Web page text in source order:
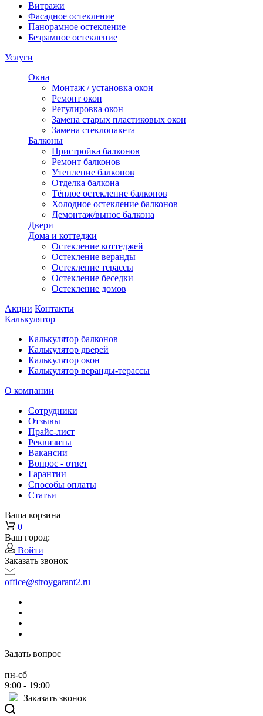
Витражи
Фасадное остекление
Панорамное остекление
Безрамное остекление
Услуги
Окна
Монтаж / установка окон
Ремонт окон
Регулировка окон
Замена старых пластиковых окон
Замена стеклопакета
Балконы
Пристройка балконов
Ремонт балконов
Утепление балконов
Отделка балкона
Тёплое остекление балконов
Холодное остекление балконов
Демонтаж/вынос балкона
Двери
Дома и коттеджи
Остекление коттеджей
Остекление веранды
Остекление терассы
Остекление беседки
Остекление домов
Акции Контакты
Калькулятор
Калькулятор балконов
Калькулятор дверей
Калькулятор окон
Калькулятор веранды-терассы
О компании
Сотрудники
Отзывы
Прайс-лист
Реквизиты
Вакансии
Вопрос - ответ
Гарантии
Способы оплаты
Статьи
Ваша корзина
0
Ваш город:
Войти
Заказать звонок
office@stroygarant2.ru
Задать вопрос
пн-сб
9:00 - 19:00
Заказать звонок